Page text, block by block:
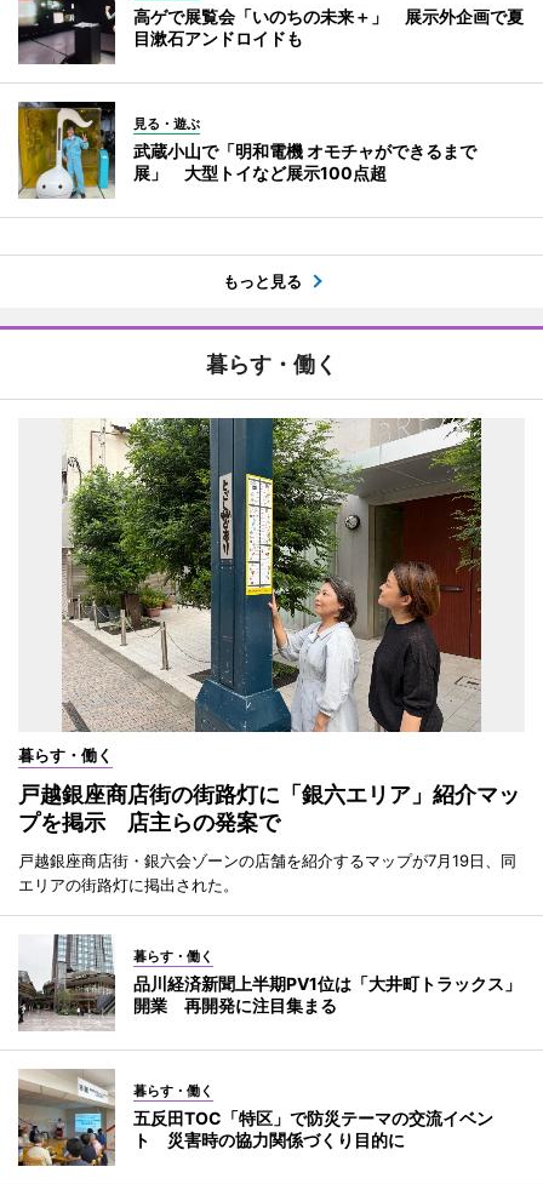
高ゲで展覧会「いのちの未来＋」 展示外企画で夏
目漱石アンドロイドも
見る・遊ぶ
武蔵小山で「明和電機 オモチャができるまで
展」 大型トイなど展示100点超
もっと見る
暮らす・働く
暮らす・働く
戸越銀座商店街の街路灯に「銀六エリア」紹介マッ
プを掲示 店主らの発案で
戸越銀座商店街・銀六会ゾーンの店舗を紹介するマップが7月19日、同
エリアの街路灯に掲出された。
暮らす・働く
品川経済新聞上半期PV1位は「大井町トラックス」
開業 再開発に注目集まる
暮らす・働く
五反田TOC「特区」で防災テーマの交流イベン
ト 災害時の協力関係づくり目的に